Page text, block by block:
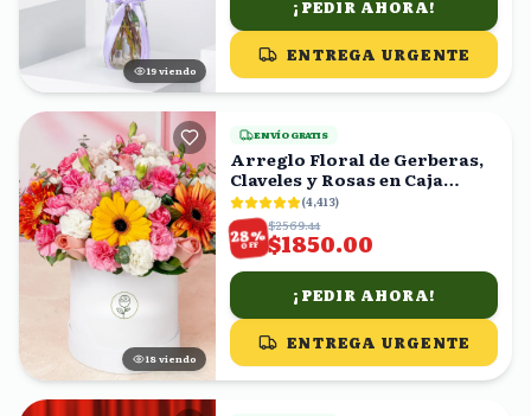
19 viendo
¡PEDIR AHORA!
ENTREGA URGENTE
17 viendo
ENVÍO GRATIS
Arreglo Floral de Gerberas,
Claveles y Rosas en Caja
Blanca
(4,413)
28%
OFF
$2569.44
$1850.00
¡PEDIR AHORA!
ENTREGA URGENTE